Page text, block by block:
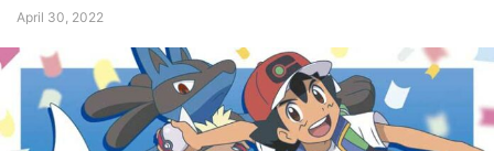
April 30, 2022